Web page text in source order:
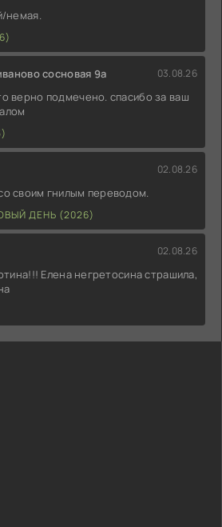
немая.
сосновая 9а 03.08.26
верно подмечено. спасибо за ваш
02.08.26
своим гнилым переводом.
ДЕНЬ (2026)
02.08.26
Елена негретосина страшила,